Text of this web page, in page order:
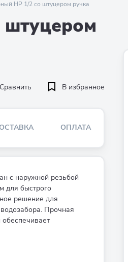
НР 1/2 со штуцером ручка
Сравнить В избранное
ОПЛАТА
с наружной резьбой
для быстрого
решение для
Прочная
обеспечивает